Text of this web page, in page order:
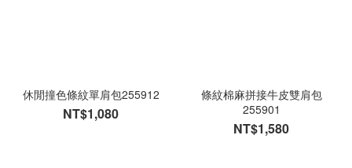
休閒撞色條紋單肩包255912
NT$1,080
條紋棉麻拼接牛皮雙肩包
255901
NT$1,580